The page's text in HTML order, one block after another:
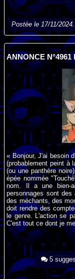
Postée le 17/11/2024.
ANNONCE
« Bonjour, J'ai besoin
(probablement peint à
(ou une panthère
épée nommée
nom. Il a une bien-
personnages sont
des méchants, des
doit rendre des
le genre. L'action se
C'est tout ce dont je
5